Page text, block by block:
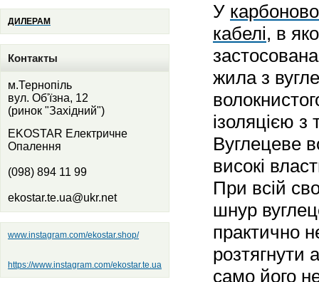
ДИЛЕРАМ
Контакты
м.Тернопіль
вул. Об'їзна, 12
(ринок "Західний")
EKOSTAR Електричне
Опалення
(098) 894 11 99
ekostar.te.ua@ukr.net
www.instagram.com/ekostar.shop/
https://www.instagram.com/ekostar.te.ua
У
кабелі, в
жила з
ізоляцією з
Вуглецеве
високі
При всій
шнур
практично
розтягнути
само його